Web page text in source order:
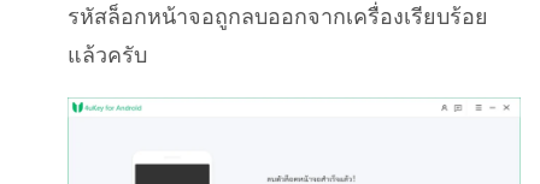
รหัสล็อกหน้าจอถูกลบออกจากเครื่องเรียบร้อย
แล้วครับ